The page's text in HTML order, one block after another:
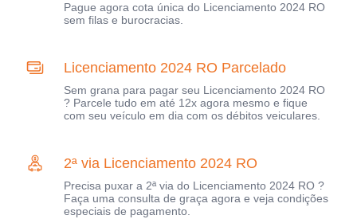
Pague agora cota única do Licenciamento 2024 RO
sem filas e burocracias.
Licenciamento 2024 RO Parcelado
Sem grana para pagar seu Licenciamento 2024 RO
? Parcele tudo em até 12x agora mesmo e fique
com seu veículo em dia com os débitos veiculares.
2ª via Licenciamento 2024 RO
Precisa puxar a 2ª via do Licenciamento 2024 RO ?
Faça uma consulta de graça agora e veja condições
especiais de pagamento.